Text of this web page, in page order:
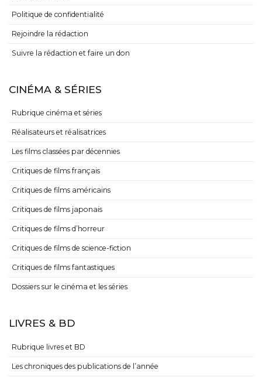
Politique de confidentialité
Rejoindre la rédaction
Suivre la rédaction et faire un don
CINÉMA & SÉRIES
Rubrique cinéma et séries
Réalisateurs et réalisatrices
Les films classées par décennies
Critiques de films français
Critiques de films américains
Critiques de films japonais
Critiques de films d’horreur
Critiques de films de science-fiction
Critiques de films fantastiques
Dossiers sur le cinéma et les séries
LIVRES & BD
Rubrique livres et BD
Les chroniques des publications de l’année